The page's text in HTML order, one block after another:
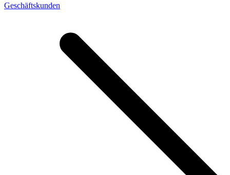
Geschäftskunden